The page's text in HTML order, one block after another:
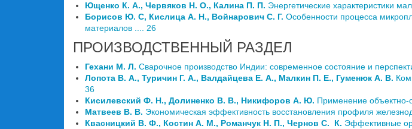
Ющенко К. А., Червяков Н. О., Калина П. П. Энергетические характеристики
Борисов Ю. С, Кислица А. Н., Войнарович С. Г. Особенности процесса
материалов .... 26
ПРОИЗВОДСТВЕННЫЙ РАЗДЕЛ
Гехани М. Л. Сварочное производство Индии: современное состояние и
Лопота В. А., Туричин Г. А., Валдайцева Е. А., Малкин П. Е., Гуменюк А. В.
36
Кисилевский Ф. Н., Долиненко В. В., Никифоров А. Ю. Применение объектно-
Матвеев В. В. Экономическая эффективность восстановления профиля
Квасницкий В. Ф., Костин А. М., Романчук Н. П., Чернов C.
К. Эффективные